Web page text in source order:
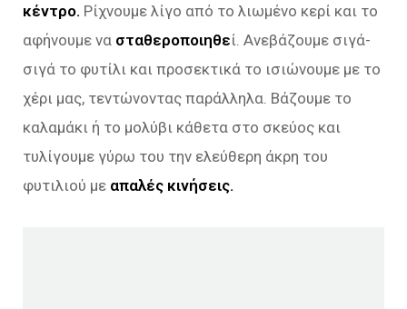
κέντρο. Ρίχνουμε λίγο από το λιωμένο κερί και το
αφήνουμε να σταθεροποιηθεί. Ανεβάζουμε σιγά-
σιγά το φυτίλι και προσεκτικά το ισιώνουμε με το
χέρι μας, τεντώνοντας παράλληλα. Βάζουμε το
καλαμάκι ή το μολύβι κάθετα στο σκεύος και
τυλίγουμε γύρω του την ελεύθερη άκρη του
φυτιλιού με απαλές κινήσεις.